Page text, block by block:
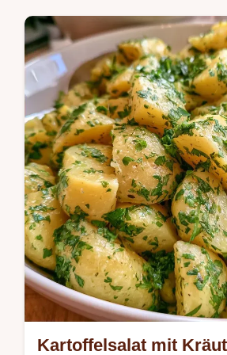
Goldbraune Knusprige
mit krosser Hülle. Inbegriffen
für Schritt Anleitung. Ideal
Abendessen.
Kartoffelsalat mit